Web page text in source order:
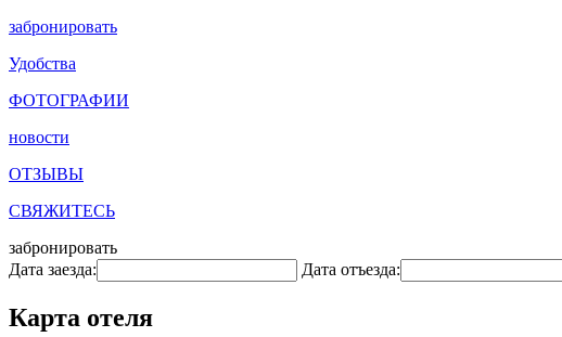
забронировать
Удобства
ФОТОГРАФИИ
новости
ОТЗЫВЫ
СВЯЖИТЕСЬ
забронировать
Дата заезда:
Дата отъезда:
Карта отеля